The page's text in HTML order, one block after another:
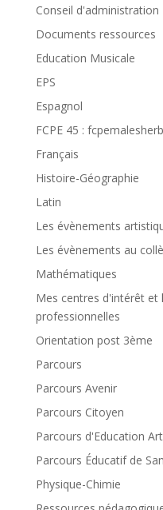
Conseil d'administration
Documents ressources
Education Musicale
EPS
Espagnol
FCPE 45 :
Français
Histoire-Géographie
Latin
Les évènements
Les évènements au
Mathématiques
Mes centres d'intérêt et
professionnelles
Orientation post 3ème
Parcours
Parcours Avenir
Parcours Citoyen
Parcours d'Education
Parcours Éducatif de
Physique-Chimie